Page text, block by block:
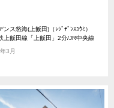
ンス悠海(上飯田)（ﾚｼﾞﾃﾞﾝｽﾕｳﾐ）
上飯田線「上飯田」2分/JR中央線
3月